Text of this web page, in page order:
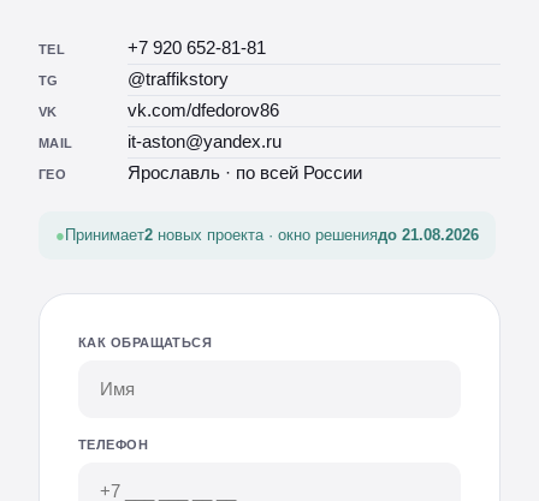
TEL +7 920 652-81-81
TG @traffikstory
VK vk.com/dfedorov86
MAIL it-aston@yandex.ru
ГЕО Ярославль · по всей России
Принимает2 новых проекта · окно решениядо 21.08.2026
КАК ОБРАЩАТЬСЯ
ТЕЛЕФОН